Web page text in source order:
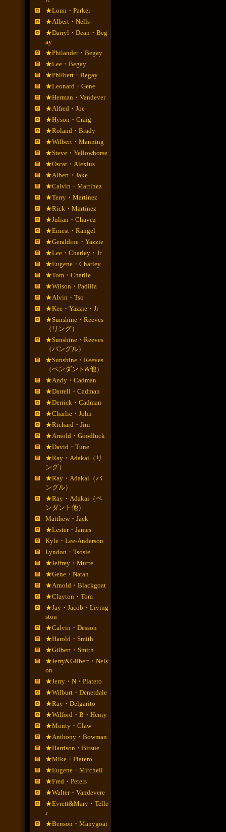
★Lonn・Parker
★Albert・Nells
★Darryl・Dean・Beg
ay
★Philander・Begay
★Lee・Begay
★Philbert・Begay
★Leonard・Gene
★Herman・Vandever
★Alfred・Joe
★Hyson・Craig
★Roland・Brady
★Wilbert・Manning
★Steve・Yellowhorse
★Oscar・Alexius
★Albert・Jake
★Calvin・Martinez
★Terry・Martinez
★Rick・Martinez
★Julian・Chavez
★Ernest・Rangel
★Geraldine・Yazzie
★Lee・Charley・Jr
★Eugene・Charley
★Tom・Charlie
★Wilson・Padilla
★Alvin・Tso
★Kee・Yazzie・Jr
★Sunshine・Reeves
（リング）
★Sunshine・Reeves
（バングル）
★Sunshine・Reeves
（ペンダント&他）
★Andy・Cadman
★Darrell・Cadman
★Derrick・Cadman
★Charlie・John
★Richard・Jim
★Arnold・Goodluck
★David・Tune
★Ray・Adakai（リ
ング）
★Ray・Adakai（バ
ングル）
★Ray・Adakai（ペ
ンダント他）
Matthew・Jack
★Lester・James
Kyle・Lee-Anderson
Lyndon・Tsosie
★Jeffrey・Mutte
★Gene・Natan
★Arnold・Blackgoat
★Clayton・Tom
★Jay・Jacob・Living
ston
★Calvin・Desson
★Harold・Smith
★Gilbert・Smith
★Jerry&Gilbert・Nels
on
★Jerry・N・Platero
★Wilburt・Denetdale
★Ray・Delgarito
★Wilford・B・Henry
★Monty・Claw
★Anthony・Bowman
★Harrison・Bitsue
★Mike・Platero
★Eugene・Mitchell
★Fred・Peters
★Walter・Vandevere
★Evrett&Mary・Telle
r
★Benson・Manygoat